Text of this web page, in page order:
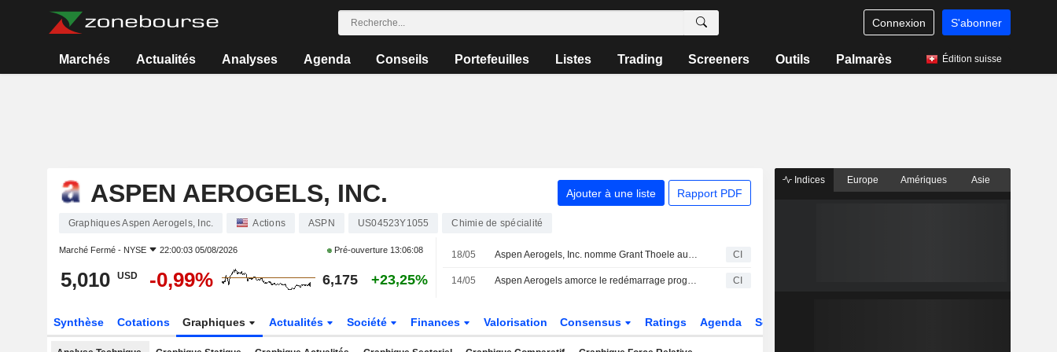
Connexion S'abonner
Marchés Actualités Analyses Agenda Conseils Portefeuilles Listes Trading Screeners Outils Palmarès Édition suisse
ASPEN AEROGELS, INC. Ajouter à une liste Rapport PDF
Graphiques Aspen Aerogels, Inc. Actions ASPN US04523Y1055 Chimie de spécialité
Marché Fermé - NYSE 22:00:03 05/08/2026 Pré-ouverture 13:06:08
5,010 USD -0,99% 6,175 +23,25%
18/05 Aspen Aerogels, Inc. nomme Grant Thoele au poste de responsable de la comptabilité, avec effet au 13 mai 2026 CI
14/05 Aspen Aerogels amorce le redémarrage progressif de son usine d'East Providence CI
Synthèse Cotations Graphiques Actualités Société Finances Valorisation Consensus Ratings Agenda Secteur
Indices Europe Amériques Asie